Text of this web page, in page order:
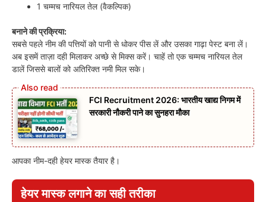
1 चम्मच नारियल तेल (वैकल्पिक)
बनाने की प्रक्रिया:
सबसे पहले नीम की पत्तियों को पानी से धोकर पीस लें और उसका गाढ़ा पेस्ट बना लें।
अब इसमें ताज़ा दही मिलाकर अच्छे से मिक्स करें। चाहें तो एक चम्मच नारियल तेल
डालें जिससे बालों को अतिरिक्त नमी मिल सके।
FCI Recruitment 2026: भारतीय खाद्य निगम में
सरकारी नौकरी पाने का सुनहरा मौका
आपका नीम-दही हेयर मास्क तैयार है।
हेयर मास्क लगाने का सही तरीका